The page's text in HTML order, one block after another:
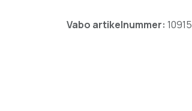
Vabo artikelnummer: 10915